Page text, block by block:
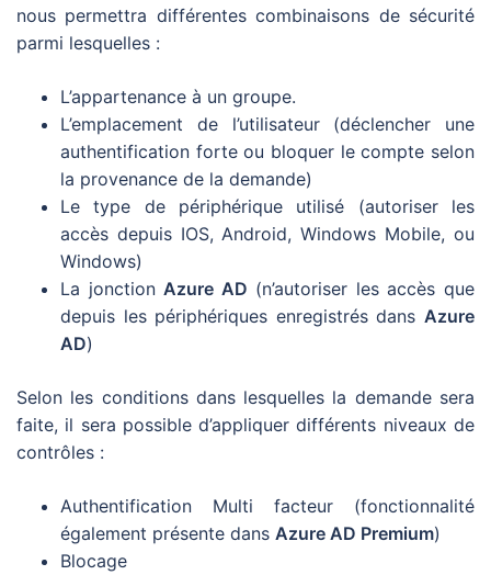
nous permettra différentes combinaisons de sécurité
parmi lesquelles :
L’appartenance à un groupe.
L’emplacement de l’utilisateur (déclencher une
authentification forte ou bloquer le compte selon
la provenance de la demande)
Le type de périphérique utilisé (autoriser les
accès depuis IOS, Android, Windows Mobile, ou
Windows)
La jonction Azure AD (n’autoriser les accès que
depuis les périphériques enregistrés dans Azure
AD)
Selon les conditions dans lesquelles la demande sera
faite, il sera possible d’appliquer différents niveaux de
contrôles :
Authentification Multi facteur (fonctionnalité
également présente dans Azure AD Premium)
Blocage